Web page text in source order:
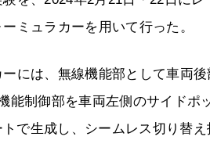
ミュラカーを用いて行った。
には、無線機能部として車両
能制御部を車両左側のサイド
で生成し、シームレス切り替